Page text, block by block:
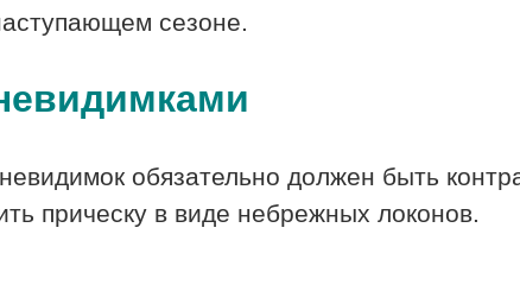
сезоне.
обязательно должен быть
прическу в виде небрежных локонов.